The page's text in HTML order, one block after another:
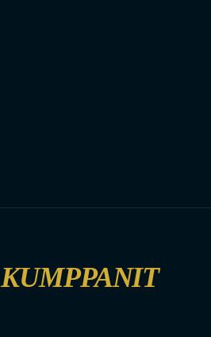
KUMPPANIT